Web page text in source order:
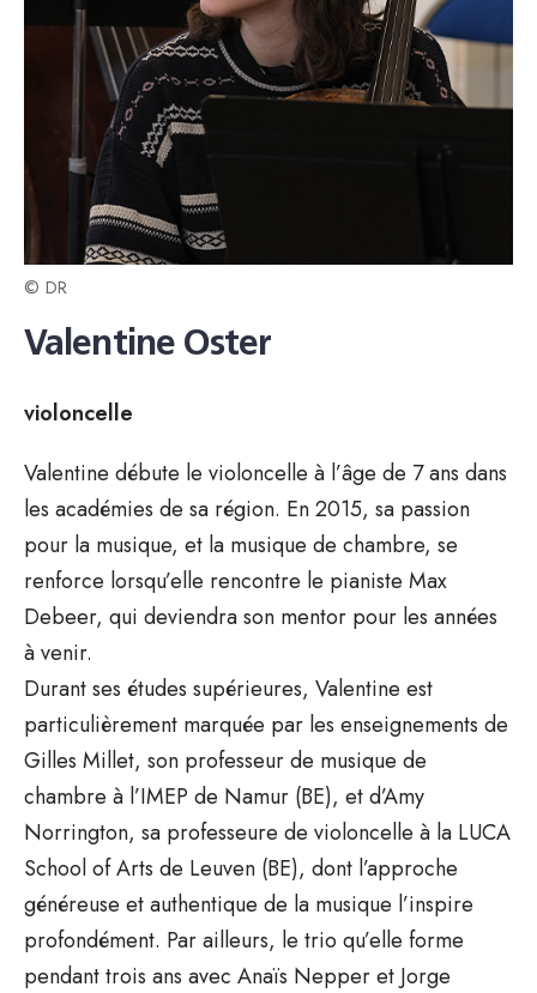
© DR
Valentine Oster
violoncelle
Valentine débute le violoncelle à l’âge de 7 ans dans
les académies de sa région. En 2015, sa passion
pour la musique, et la musique de chambre, se
renforce lorsqu’elle rencontre le pianiste Max
Debeer, qui deviendra son mentor pour les années
à venir.
Durant ses études supérieures, Valentine est
particulièrement marquée par les enseignements de
Gilles Millet, son professeur de musique de
chambre à l’IMEP de Namur (BE), et d’Amy
Norrington, sa professeure de violoncelle à la LUCA
School of Arts de Leuven (BE), dont l’approche
généreuse et authentique de la musique l’inspire
profondément. Par ailleurs, le trio qu’elle forme
pendant trois ans avec Anaïs Nepper et Jorge